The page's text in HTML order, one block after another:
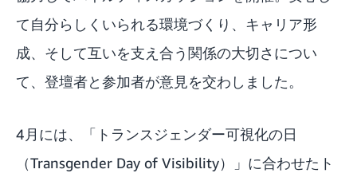
て自分らしくいられる環境づくり、キャリア形
成、そして互いを支え合う関係の大切さについ
て、登壇者と参加者が意見を交わしました。
4月には、「トランスジェンダー可視化の日
（Transgender Day of Visibility）」に合わせたト